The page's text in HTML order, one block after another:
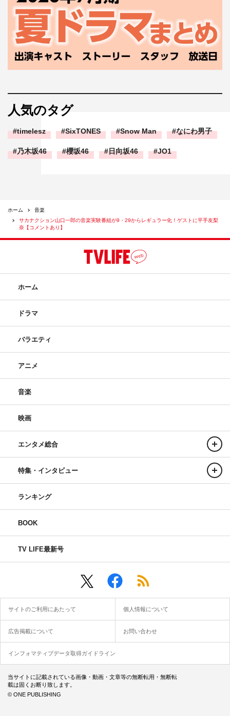
人気のタグ
timelesz SixTONES Snow Man なにわ男子
乃木坂46 櫻坂46 日向坂46 JO1
ホーム
音楽
サカナクション山口一郎の音楽実験番組が9・29からレギュラー化！ゲストに平手友梨
奈【コメントあり】
ホーム
ドラマ
バラエティ
アニメ
音楽
映画
エンタメ総合
特集・インタビュー
ランキング
BOOK
TV LIFE最新号
サイトのご利用にあたって 個人情報について
広告掲載について お問い合わせ
インフォマティブデータ取得ガイドライン
当サイトに記載されている画像・動画・文章等の無断転用・無断転
載は固くお断り致します。
© ONE PUBLISHING